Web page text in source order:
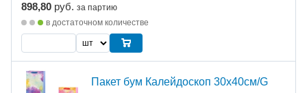
898,80 руб. за партию
в достаточном количестве
Пакет бум Калейдоскоп 30х40см/G